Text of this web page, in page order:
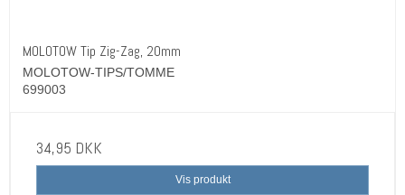
MOLOTOW Tip Zig-Zag, 20mm
MOLOTOW-TIPS/TOMME
699003
34,95 DKK
Vis produkt